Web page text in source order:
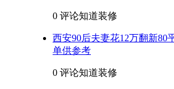
0 评论知道装修
西安90后夫妻花12万翻新80
单供参考
0 评论知道装修